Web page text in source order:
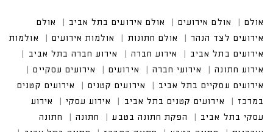
אולם אולם אירועים אולם אירועים בתל אביב
אולם אי
רועים לצד הנהר
אולם חתונות אולמות אירועים
אולמות אירוע
ים בתל אביב
אירוע חברה
אירוע חברה בתל אביב
אירוע חתונה
אירועי חברה
אירועים עסקיים
אירועים עסקיים בתל אביב
אירועים קטנים במרכז
אירועים קטנים בתל אביב
אירוע עסקי בתל אביב